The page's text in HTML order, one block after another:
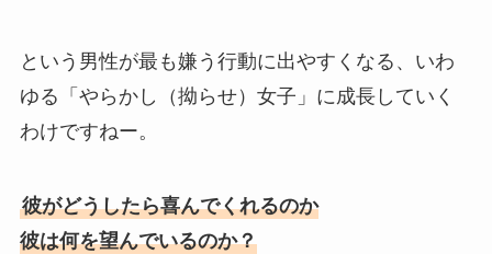
という男性が最も嫌う行動に出やすくなる、いわ
ゆる「やらかし（拗らせ）女子」に成長していく
わけですねー。
彼がどうしたら喜んでくれるのか
彼は何を望んでいるのか？